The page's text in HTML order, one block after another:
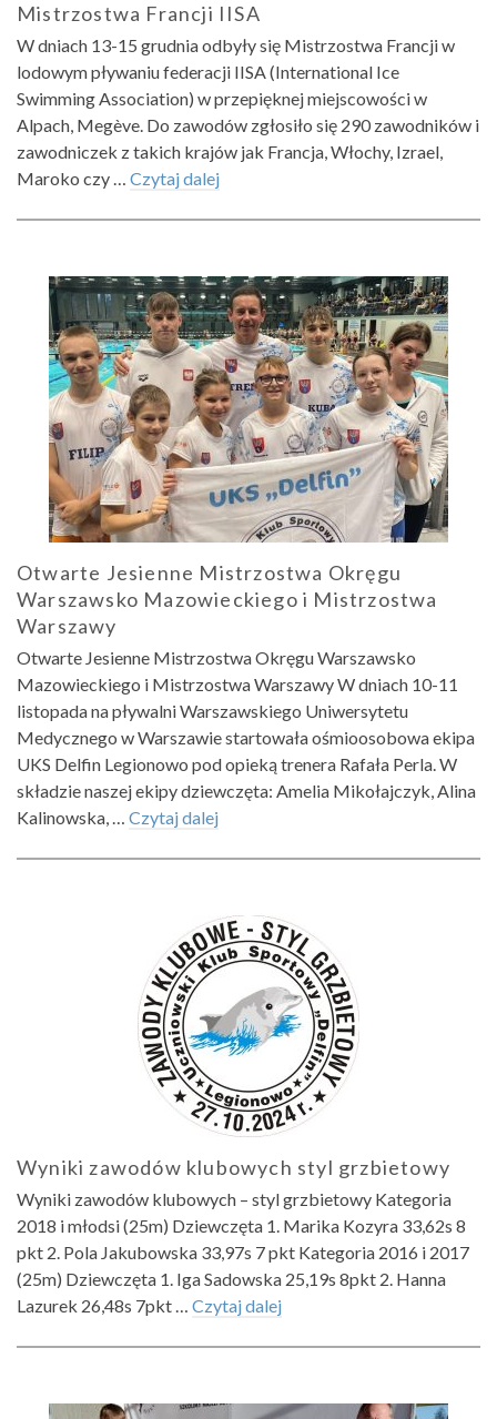
Mistrzostwa Francji IISA
W dniach 13-15 grudnia odbyły się Mistrzostwa Francji w
lodowym pływaniu federacji IISA (International Ice
Swimming Association) w przepięknej miejscowości w
Alpach, Megève. Do zawodów zgłosiło się 290 zawodników i
zawodniczek z takich krajów jak Francja, Włochy, Izrael,
Maroko czy … Czytaj dalej
Otwarte Jesienne Mistrzostwa Okręgu
Warszawsko Mazowieckiego i Mistrzostwa
Warszawy
Otwarte Jesienne Mistrzostwa Okręgu Warszawsko
Mazowieckiego i Mistrzostwa Warszawy W dniach 10-11
listopada na pływalni Warszawskiego Uniwersytetu
Medycznego w Warszawie startowała ośmioosobowa ekipa
UKS Delfin Legionowo pod opieką trenera Rafała Perla. W
składzie naszej ekipy dziewczęta: Amelia Mikołajczyk, Alina
Kalinowska, … Czytaj dalej
Wyniki zawodów klubowych styl grzbietowy
Wyniki zawodów klubowych – styl grzbietowy Kategoria
2018 i młodsi (25m) Dziewczęta 1. Marika Kozyra 33,62s 8
pkt 2. Pola Jakubowska 33,97s 7 pkt Kategoria 2016 i 2017
(25m) Dziewczęta 1. Iga Sadowska 25,19s 8pkt 2. Hanna
Lazurek 26,48s 7pkt … Czytaj dalej